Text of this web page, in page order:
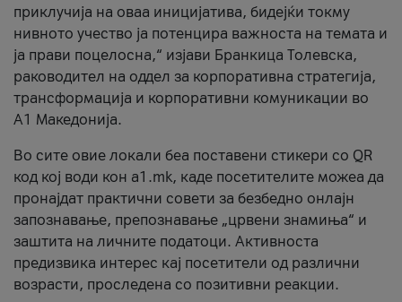
приклучија на оваа иницијатива, бидејќи токму
нивното учество ја потенцира важноста на темата и
ја прави поцелосна,“ изјави Бранкица Толевска,
раководител на оддел за корпоративна стратегија,
трансформација и корпоративни комуникации во
А1 Македонија.
Во сите овие локали беа поставени стикери со QR
код кој води кон a1.mk, каде посетителите можеа да
пронајдат практични совети за безбедно онлајн
запознавање, препознавање „црвени знамиња“ и
заштита на личните податоци. Активноста
предизвика интерес кај посетители од различни
возрасти, проследена со позитивни реакции.